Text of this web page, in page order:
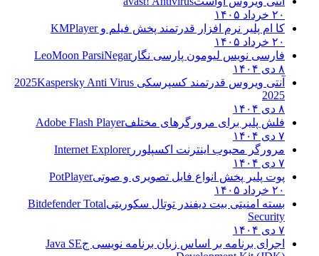
۲۰ خرداد ۱۴۰۵
کا ام پلیر نرم افزار قدرتمند پخش فیلم وKMPlayer
۲۰ خرداد ۱۴۰۵
فارسی نویس لیومون پارسی نگارLeoMoon ParsiNegar
۸ دی ۱۴۰۴
آنتی ویروس قدرتمند کسپرسکی 2025 Kaspersky Anti Virus
2025
۸ دی ۱۴۰۴
فلش پلیر برای مرورگرهای مختلفAdobe Flash Player
۷ دی ۱۴۰۴
مرورگر محبوب اینترنت اکسپلوررInternet Explorer
۷ دی ۱۴۰۴
پوت پلیر پخش انواع فایل تصویری و صوتیPotPlayer
۲۰ خرداد ۱۴۰۵
بسته امنیتی بیت دیفندر توتال سکوریتیBitdefender Total
Security
۷ دی ۱۴۰۴
اجرای برنامه بر اساس زبان برنامه نویسی جJava SE